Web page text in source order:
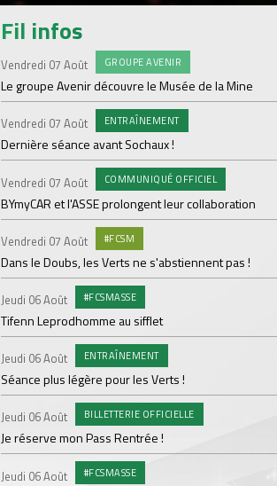
Fil infos
Vendredi 07 Août GROUPE AVENIR
Le groupe Avenir découvre le Musée de la Mine
Vendredi 07 Août ENTRAÎNEMENT
Dernière séance avant Sochaux !
Vendredi 07 Août COMMUNIQUÉ OFFICIEL
BYmyCAR et l'ASSE prolongent leur collaboration
Vendredi 07 Août #FCSM
Dans le Doubs, les Verts ne s'abstiennent pas !
Jeudi 06 Août #FCSMASSE
Tifenn Leprodhomme au sifflet
Jeudi 06 Août ENTRAÎNEMENT
Séance plus légère pour les Verts !
Jeudi 06 Août BILLETTERIE OFFICIELLE
Je réserve mon Pass Rentrée !
Jeudi 06 Août #FCSMASSE